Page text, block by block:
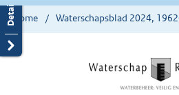
Home Waterschapsblad 2024,